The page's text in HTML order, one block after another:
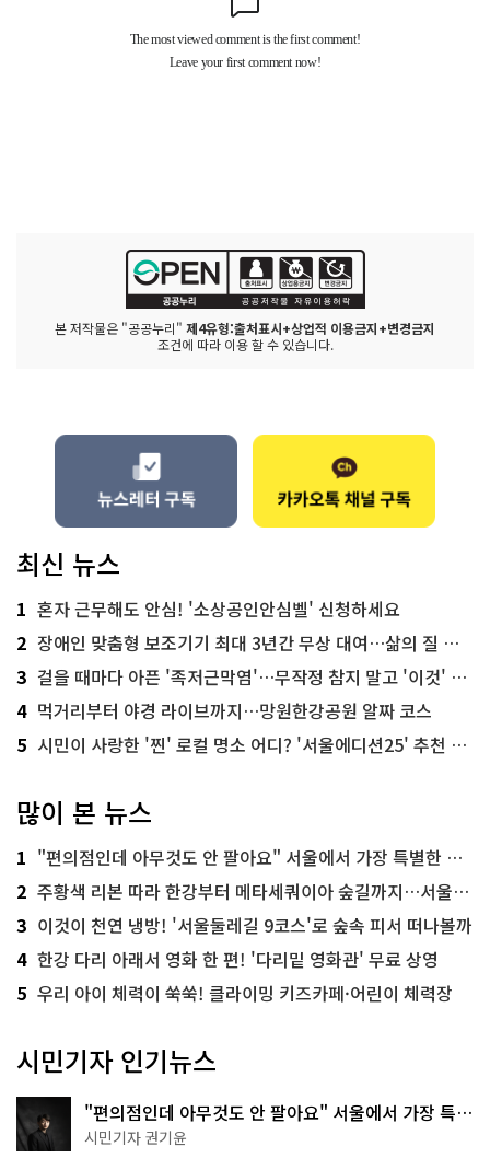
본 저작물은 "공공누리" 제4유형:출처표시+상업적 이용금지+변경금지
조건에 따라 이용 할 수 있습니다.
최신 뉴스
1 혼자 근무해도 안심! '소상공인안심벨' 신청하세요
2 장애인 맞춤형 보조기기 최대 3년간 무상 대여…삶의 질 높인다
3 걸을 때마다 아픈 '족저근막염'…무작정 참지 말고 '이것' 해보세요!
4 먹거리부터 야경 라이브까지…망원한강공원 알짜 코스
5 시민이 사랑한 '찐' 로컬 명소 어디? '서울에디션25' 추천 코스
많이 본 뉴스
1 "편의점인데 아무것도 안 팔아요" 서울에서 가장 특별한 편의점의 정체
2 주황색 리본 따라 한강부터 메타세쿼이아 숲길까지…서울둘레길 15코스
3 이것이 천연 냉방! '서울둘레길 9코스'로 숲속 피서 떠나볼까
4 한강 다리 아래서 영화 한 편! '다리밑 영화관' 무료 상영
5 우리 아이 체력이 쑥쑥! 클라이밍 키즈카페·어린이 체력장
시민기자 인기뉴스
"편의점인데 아무것도 안 팔아요" 서울에서 가장 특별
한 편의점의 정체
시민기자 권기윤